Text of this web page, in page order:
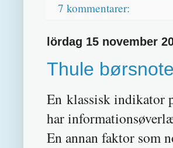
7 kommentarer:
lördag 15 november
Thule
En klassisk indikator
har
En annan faktor som